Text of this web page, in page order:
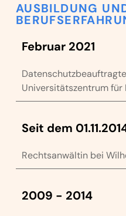
AUSBILDUNG
Februar 2021
Universitätszentrum für
Seit dem
Rechtsanwältin bei
2009 - 2014